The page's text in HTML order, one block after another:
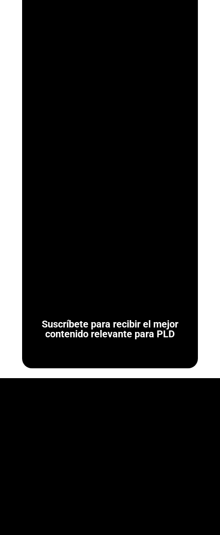
Suscríbete para recibir el mejor
contenido relevante para PLD